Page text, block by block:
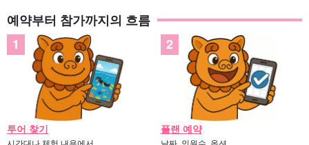
예약부터 참가까지의 흐름
투어 찾기 플랜 예약